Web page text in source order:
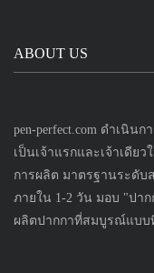
ABOUT US
pen-perfect.com ดำเนิน
เป็นเจ้าแรกและเจ้าเดีย
การผลิต มาตรฐานระดั
ภายใน 1-2 วัน มอบ "ปา
ผลิตปากกาที่สมบูรณ์แบบ